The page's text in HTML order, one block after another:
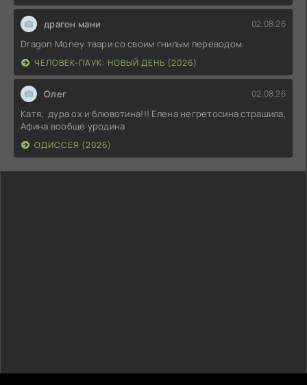
драгон мани 02.08.26
Dragon Money твари со своим гнилым переводом.
ЧЕЛОВЕК-ПАУК: НОВЫЙ ДЕНЬ (2026)
Олег 02.08.26
Катя, дура ох и блювотина!!! Елена негретосина страшила,
Афина вообще уродина
ОДИССЕЯ (2026)